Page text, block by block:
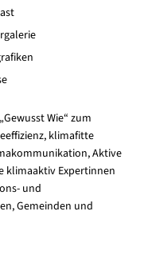
Wie“ zum
klimafitte
Aktive
klimaaktiv Expertinnen
und
Gemeinden und